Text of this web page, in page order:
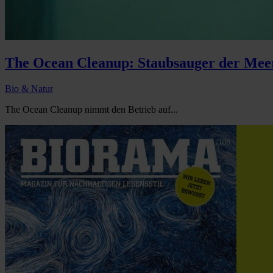
The Ocean Cleanup: Staubsauger der
Bio & Natur
The Ocean Cleanup nimmt den Betrieb auf...